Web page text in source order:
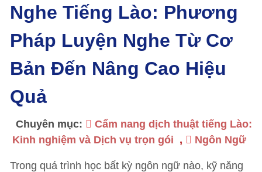
Nghe Tiếng Lào: Phương
Pháp Luyện Nghe Từ Cơ
Bản Đến Nâng Cao Hiệu
Quả
Chuyên mục:
Cẩm nang dịch thuật tiếng Lào:
Kinh nghiệm và Dịch vụ trọn gói , Ngôn Ngữ
Trong quá trình học bất kỳ ngôn ngữ nào, kỹ năng